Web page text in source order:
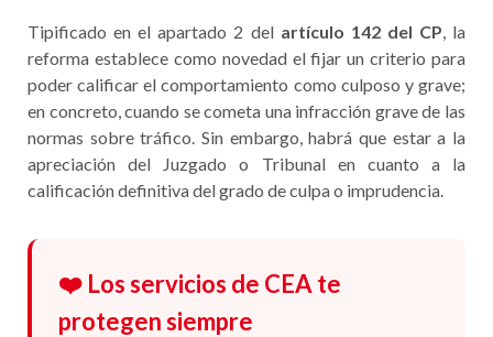
Tipificado en el apartado 2 del artículo 142 del CP, la
reforma establece como novedad el fijar un criterio para
poder calificar el comportamiento como culposo y grave;
en concreto, cuando se cometa una infracción grave de las
normas sobre tráfico. Sin embargo, habrá que estar a la
apreciación del Juzgado o Tribunal en cuanto a la
calificación definitiva del grado de culpa o imprudencia.
❤️ Los servicios de CEA te
protegen siempre